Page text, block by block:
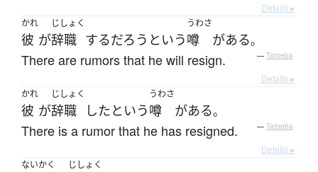
Details ▸
かれ
彼 が
じしょく
辞職 するだろう という
うわさ
噂 がある。
There are rumors that he will resign. — Tatoeba
Details ▸
かれ
彼 が
じしょく
辞職 したという
うわさ
噂 がある。
There is a rumor that he has resigned. — Tatoeba
Details ▸
ないかく
じしょく